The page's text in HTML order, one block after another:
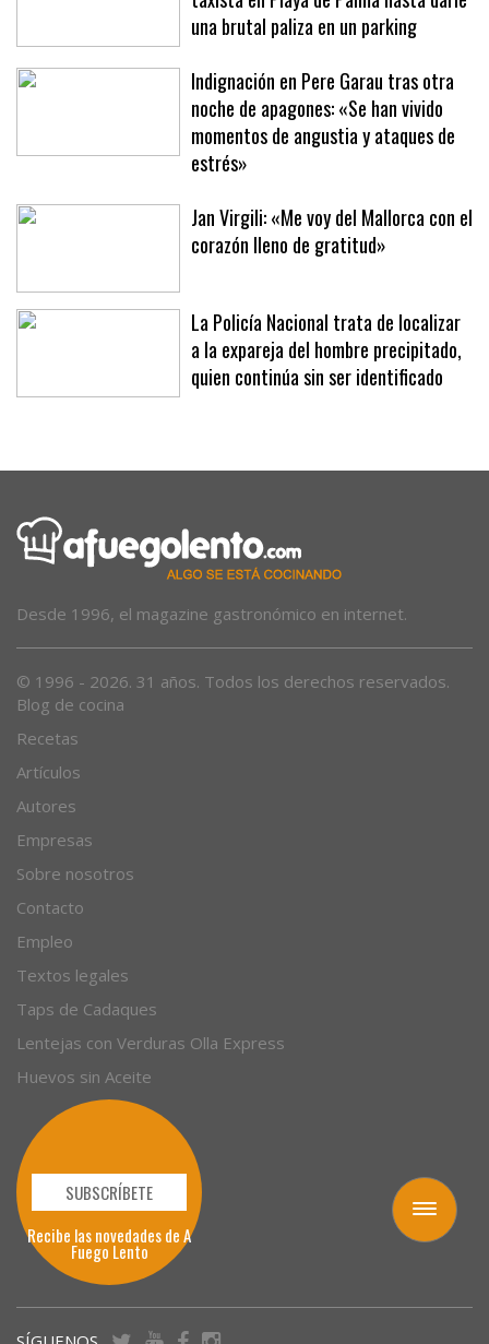
Toggle
navigation
Un padre y un hijo persiguen a un
taxista en Playa de Palma hasta darle
una brutal paliza en un parking
Indignación en Pere Garau tras otra
noche de apagones: «Se han vivido
momentos de angustia y ataques de
estrés»
Jan Virgili: «Me voy del Mallorca con el
La Policía Nacional trata de localizar
a la expareja del hombre precipitado,
Blog de cocina
Recetas
Artículos
Autores
Empresas
Sobre nosotros
Contacto
Empleo
Textos legales
Taps de Cadaques
Lentejas con Verduras Olla Express
Huevos sin Aceite
SUBSCRÍBETE
Recibe las novedades de A